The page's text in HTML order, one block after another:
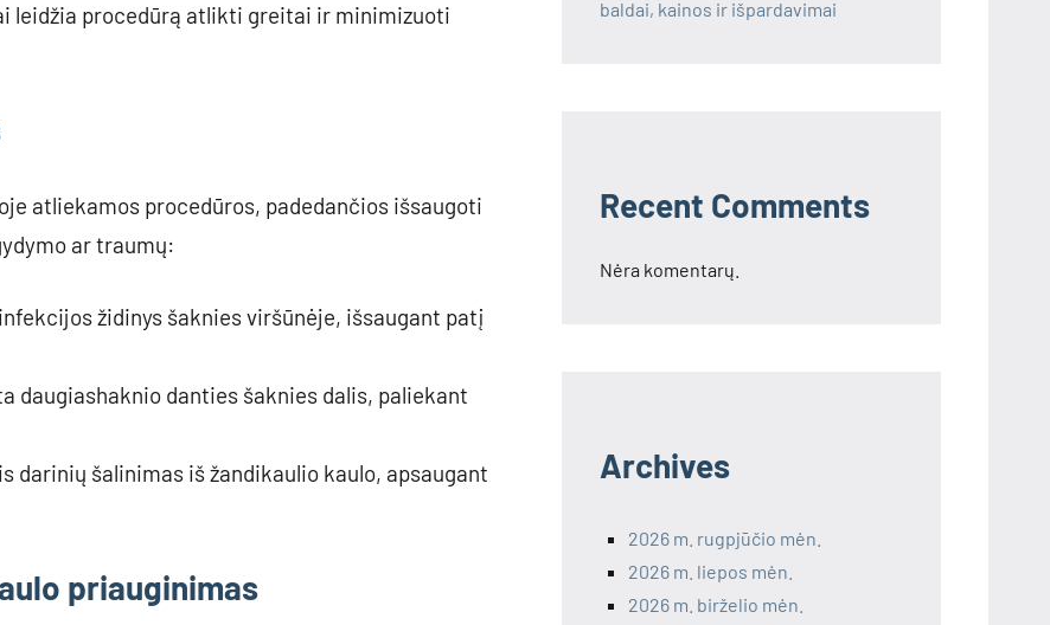
leidžia procedūrą atlikti greitai ir minimizuoti
atliekamos procedūros, padedančios išsaugoti
ar traumų:
židinys šaknies viršūnėje, išsaugant patį
daugiashaknio danties šaknies dalis, paliekant
darinių šalinimas iš žandikaulio kaulo, apsaugant
priauginimas
baldai, kainos ir išpardavimai
Recent Comments
Nėra komentarų.
Archives
2026 m. rugpjūčio mėn.
2026 m. liepos mėn.
2026 m. birželio mėn.